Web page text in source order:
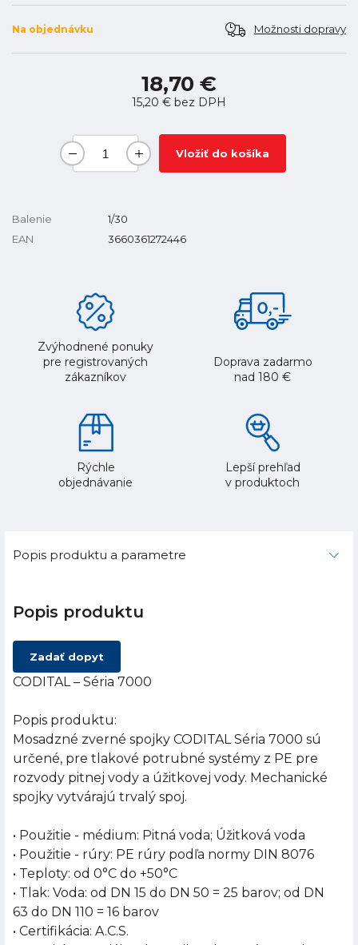
Na objednávku Možnosti dopravy
18,70 €
15,20 € bez DPH
Vložiť do košíka
Balenie
1/30
EAN
3660361272446
Zvýhodnené ponuky
pre registrovaných
zákazníkov
Doprava zadarmo
nad 180 €
Rýchle
objednávanie
Lepší prehľad
v produktoch
Popis produktu a parametre
Popis produktu
Zadať dopyt
CODITAL – Séria 7000
Popis produktu:
Mosadzné zverné spojky CODITAL Séria 7000 sú
určené, pre tlakové potrubné systémy z PE pre
rozvody pitnej vody a úžitkovej vody. Mechanické
spojky vytvárajú trvalý spoj.
• Použitie - médium: Pitná voda; Úžitková voda
• Použitie - rúry: PE rúry podľa normy DIN 8076
• Teploty: od 0°C do +50°C
• Tlak: Voda: od DN 15 do DN 50 = 25 barov; od DN
63 do DN 110 = 16 barov
• Certifikácia: A.C.S.